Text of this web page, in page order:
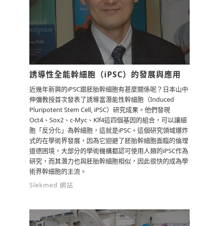
誘導性全能幹細胞（iPSC）的發展與應用
近幾年新興的iPSC跟胚胎幹細胞有甚麼關係呢？日本山中
伸彌教授首次發表了誘導富潛能性幹細胞（Induced
Pluripotent Stem Cell, iPSC）研究成果。他們發現
Oct4、Sox2、c-Myc、Klf4這四個基因的組合，可以讓細
胞「反分化」為幹細胞，這就是iPSC。這個研究領域爆炸
式的在學術界發展，因為它迴避了胚胎幹細胞面臨的倫理
道德困境，大部分的學術機構都認可使用人類的iPSC作為
研究，而其潛力也與胚胎幹細胞相似，因此很快的成為學
術界幹細胞的主流。
Slekmed 網站